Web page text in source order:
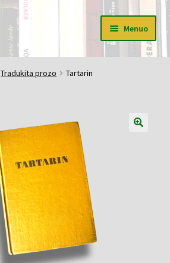
Menuo
Tradukita prozo Tartarin